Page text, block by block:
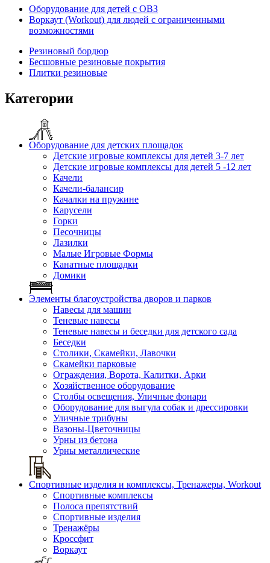
Оборудование для детей с ОВЗ
Воркаут (Workout) для людей с ограниченными
возможностями
Резиновый бордюр
Бесшовные резиновые покрытия
Плитки резиновые
Категории
Оборудование для детских площадок
Детские игровые комплексы для детей 3-7 лет
Детские игровые комплексы для детей 5 -12 лет
Качели
Качели-балансир
Качалки на пружине
Карусели
Горки
Песочницы
Лазилки
Малые Игровые Формы
Канатные площадки
Домики
Элементы благоустройства дворов и парков
Навесы для машин
Теневые навесы
Теневые навесы и беседки для детского сада
Беседки
Столики, Скамейки, Лавочки
Скамейки парковые
Ограждения, Ворота, Калитки, Арки
Хозяйственное оборудование
Столбы освещения, Уличные фонари
Оборудование для выгула собак и дрессировки
Уличные трибуны
Вазоны-Цветочницы
Урны из бетона
Урны металлические
Спортивные изделия и комплексы, Тренажеры, Workout
Спортивные комплексы
Полоса препятствий
Спортивные изделия
Тренажёры
Кроссфит
Воркаут